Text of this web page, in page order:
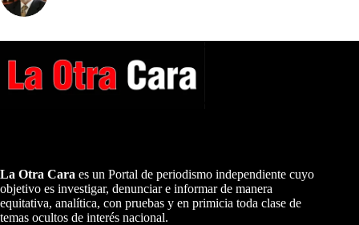
La Otra Cara es un Portal de periodismo independiente cuyo
objetivo es investigar, denunciar e informar de manera
equitativa, analítica, con pruebas y en primicia toda clase de
temas ocultos de interés nacional.